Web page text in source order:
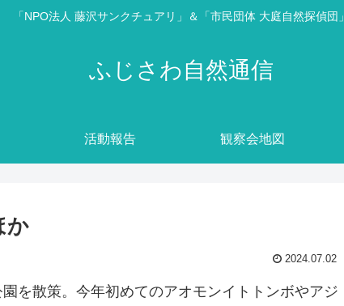
「NPO法人 藤沢サンクチュアリ」＆「市民団体 大庭自然探偵団」
ふじさわ自然通信
活動報告 観察会地図
か
2024.07.02
を散策。今年初めてのアオモンイトトンボやアジ